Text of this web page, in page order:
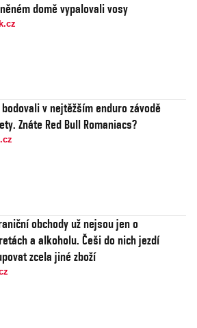
domě vypalovali vosy
bodovali v nejtěžším enduro závodě
Znáte Red Bull Romaniacs?
obchody už nejsou jen o
a alkoholu. Češi do nich jezdí
zcela jiné zboží